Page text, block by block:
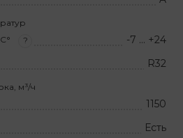
? -7 … +24
R32
м³/ч
1150
Есть